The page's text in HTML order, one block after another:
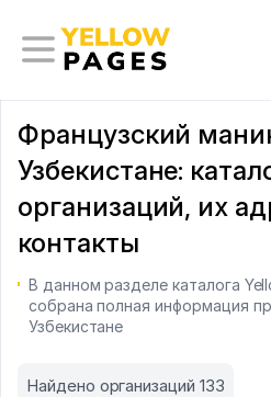
Французский
Узбекистане:
организаций, их
контакты
В данном разделе каталога
собрана полная информация
Узбекистане
Найдено организаций 133